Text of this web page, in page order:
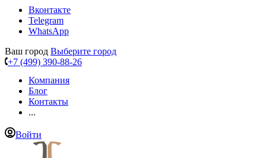
Вконтакте
Telegram
WhatsApp
Ваш город Выберите город
+7 (499) 390-88-26
Компания
Блог
Контакты
...
Войти